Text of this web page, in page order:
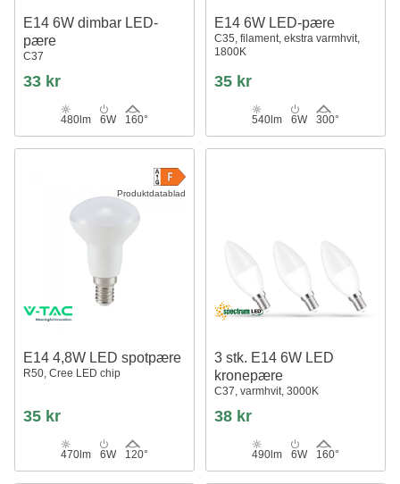
E14 6W dimbar LED-
pære
C37
33 kr
480lm 6W 160°
E14 6W LED-pære
C35, filament, ekstra varmhvit,
1800K
35 kr
540lm 6W 300°
Produktdatablad
E14 4,8W LED spotpære
R50, Cree LED chip
35 kr
470lm 6W 120°
3 stk. E14 6W LED
kronepære
C37, varmhvit, 3000K
38 kr
490lm 6W 160°